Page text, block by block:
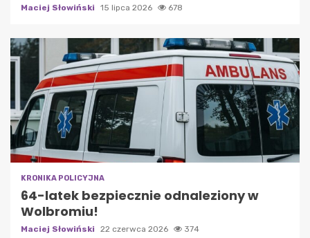
Maciej Słowiński 15 lipca 2026 678
KRONIKA POLICYJNA
64-latek bezpiecznie odnaleziony w
Wolbromiu!
Maciej Słowiński 22 czerwca 2026 374